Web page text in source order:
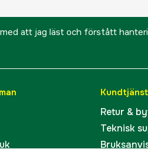
att jag läst och förstått
Retur &
Teknisk